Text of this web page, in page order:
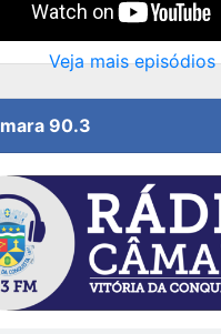
Veja mais episódios
90.3